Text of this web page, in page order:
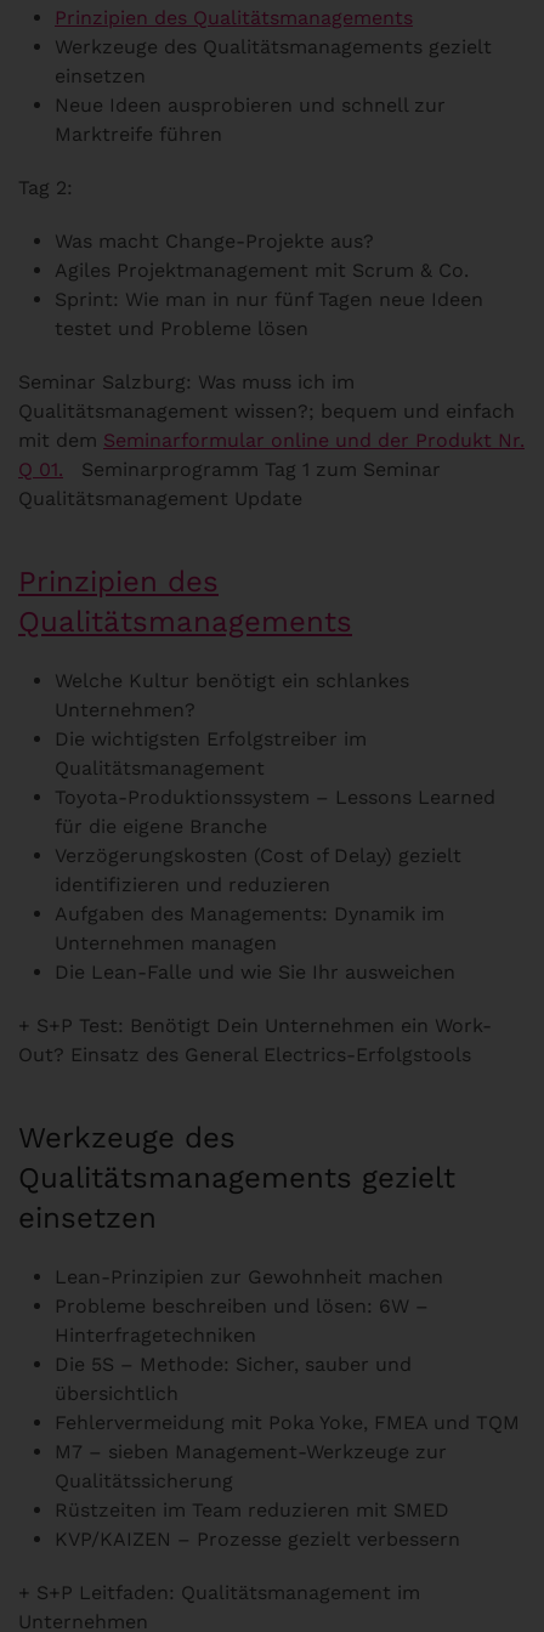
Prinzipien des Qualitätsmanagements
Werkzeuge des Qualitätsmanagements gezielt
einsetzen
Neue Ideen ausprobieren und schnell zur
Marktreife führen
Tag 2:
Was macht Change-Projekte aus?
Agiles Projektmanagement mit Scrum & Co.
Sprint: Wie man in nur fünf Tagen neue Ideen
testet und Probleme lösen
Seminar Salzburg: Was muss ich im
Qualitätsmanagement wissen?; bequem und einfach
mit dem Seminarformular online und der Produkt Nr.
Q 01. Seminarprogramm Tag 1 zum Seminar
Qualitätsmanagement Update
Prinzipien des
Qualitätsmanagements
Welche Kultur benötigt ein schlankes
Unternehmen?
Die wichtigsten Erfolgstreiber im
Qualitätsmanagement
Toyota-Produktionssystem – Lessons Learned
für die eigene Branche
Verzögerungskosten (Cost of Delay) gezielt
identifizieren und reduzieren
Aufgaben des Managements: Dynamik im
Unternehmen managen
Die Lean-Falle und wie Sie Ihr ausweichen
+ S+P Test: Benötigt Dein Unternehmen ein Work-
Out? Einsatz des General Electrics-Erfolgstools
Werkzeuge des
Qualitätsmanagements gezielt
einsetzen
Lean-Prinzipien zur Gewohnheit machen
Probleme beschreiben und lösen: 6W –
Hinterfragetechniken
Die 5S – Methode: Sicher, sauber und
übersichtlich
Fehlervermeidung mit Poka Yoke, FMEA und TQM
M7 – sieben Management-Werkzeuge zur
Qualitätssicherung
Rüstzeiten im Team reduzieren mit SMED
KVP/KAIZEN – Prozesse gezielt verbessern
+ S+P Leitfaden: Qualitätsmanagement im
Unternehmen